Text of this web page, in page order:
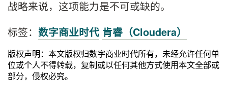
战略来说，这项能力是不可或缺的。
标签： 数字商业时代 肯睿（Cloudera）
版权声明：本文版权归数字商业时代所有，未经允许任何单
位或个人不得转载，复制或以任何其他方式使用本文全部或
部分，侵权必究。